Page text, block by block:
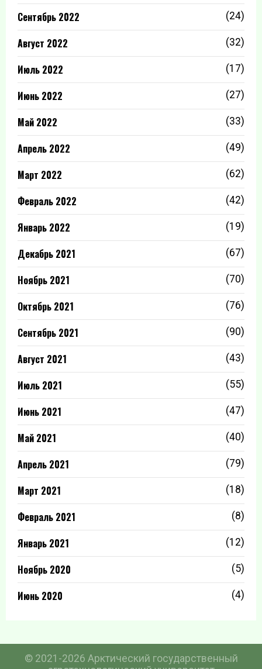
Сентябрь 2022 (24)
Август 2022 (32)
Июль 2022 (17)
Июнь 2022 (27)
Май 2022 (33)
Апрель 2022 (49)
Март 2022 (62)
Февраль 2022 (42)
Январь 2022 (19)
Декабрь 2021 (67)
Ноябрь 2021 (70)
Октябрь 2021 (76)
Сентябрь 2021 (90)
Август 2021 (43)
Июль 2021 (55)
Июнь 2021 (47)
Май 2021 (40)
Апрель 2021 (79)
Март 2021 (18)
Февраль 2021 (8)
Январь 2021 (12)
Ноябрь 2020 (5)
Июнь 2020 (4)
© 2021-2026 Арктический государственный